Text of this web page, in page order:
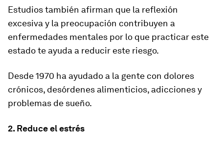
Estudios también afirman que la reflexión
excesiva y la preocupación contribuyen a
enfermedades mentales por lo que practicar este
estado te ayuda a reducir este riesgo.
Desde 1970 ha ayudado a la gente con dolores
crónicos, desórdenes alimenticios, adicciones y
problemas de sueño.
2. Reduce el estrés